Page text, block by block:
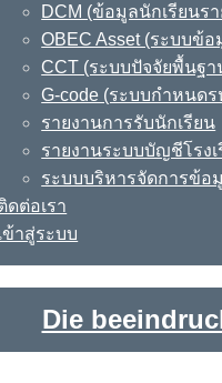
DCM (ข้อมูลนักเรียนร
OBEC Asset (ระบบข้
CCT (ระบบปัจจัยพื้นฐ
G-code (ระบบกำหนด
รายงานการรับนักเรียน
รายงานระบบบัญชีโรง
ระบบบริหารจัดการข้อ
ดต่อเรา
ข้าสู่ระบบ
Die